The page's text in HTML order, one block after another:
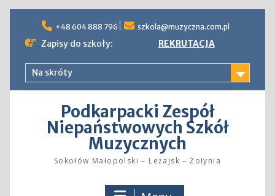
content
+48 604 888 796 szkola@muzyczna.com.pl
Zapisy do szkoły: REKRUTACJA
Na skróty
Podkarpacki Zespół
Niepaństwowych Szkół
Muzycznych
Sokołów Małopolski – Leżajsk – Żołynia